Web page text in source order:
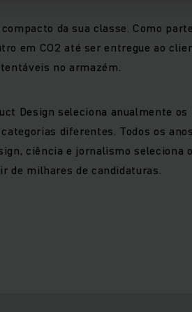
da sua classe. Como
em CO2 até ser entregue ao
no armazém.
Design seleciona anualmente
diferentes. Todos os
ciência e jornalismo seleciona
de milhares de candidaturas.